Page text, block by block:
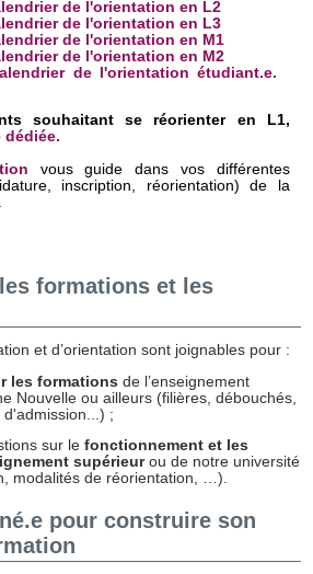
de l'orientation en L2
de l'orientation en L3
de l'orientation en M1
de l'orientation en M2
de l'orientation étudiant.e.
souhaitant se réorienter en L1,
dédiée.
vous guide dans vos différentes
inscription, réorientation) de la
formations et les
et d’orientation sont joignables pour :
les formationsde l’enseignement
Nouvelle ou ailleurs (filières, débouchés,
;
sur lefonctionnement et les
supérieurou de notre université
modalités de réorientation, …).
pour construire son